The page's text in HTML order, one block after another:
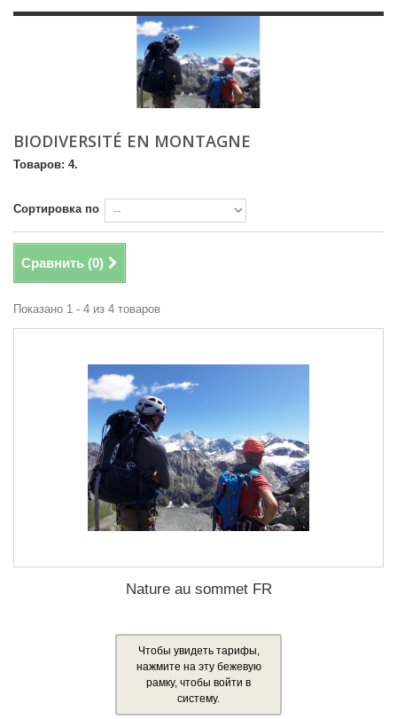
BIODIVERSITÉ EN MONTAGNE
Товаров: 4.
Сортировка по
Сравнить (0)
Показано 1 - 4 из 4 товаров
Nature au sommet FR
Чтобы увидеть тарифы,
нажмите на эту бежевую
рамку, чтобы войти в
систему.